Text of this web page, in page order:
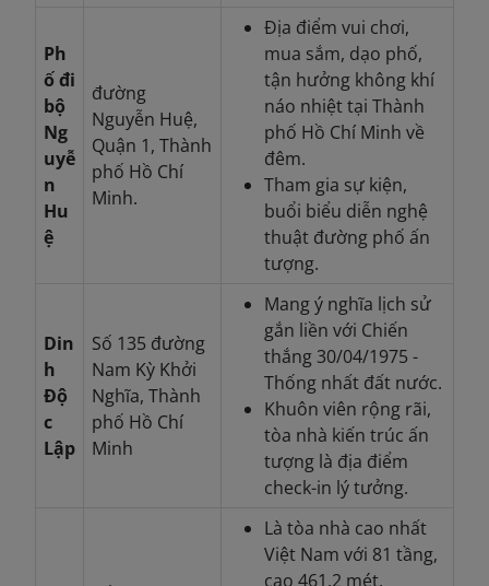
Ph
ố đi
bộ
Ng
uyễ
n
Hu
ệ
đường
Nguyễn Huệ,
Quận 1, Thành
phố Hồ Chí
Minh.
Địa điểm vui chơi,
mua sắm, dạo phố,
tận hưởng không khí
náo nhiệt tại Thành
phố Hồ Chí Minh về
đêm.
Tham gia sự kiện,
buổi biểu diễn nghệ
thuật đường phố ấn
tượng.
Din
h
Độ
c
Lập
Số 135 đường
Nam Kỳ Khởi
Nghĩa, Thành
phố Hồ Chí
Minh
Mang ý nghĩa lịch sử
gắn liền với Chiến
thắng 30/04/1975 -
Thống nhất đất nước.
Khuôn viên rộng rãi,
tòa nhà kiến trúc ấn
tượng là địa điểm
check-in lý tưởng.
Là tòa nhà cao nhất
Việt Nam với 81 tầng,
cao 461,2 mét.